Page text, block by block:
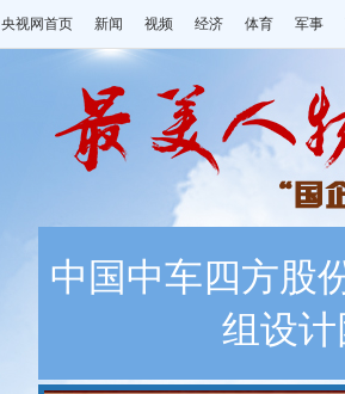
央视网首页 新闻 视频 经济 体育 军事
中国中车四方股
组设计